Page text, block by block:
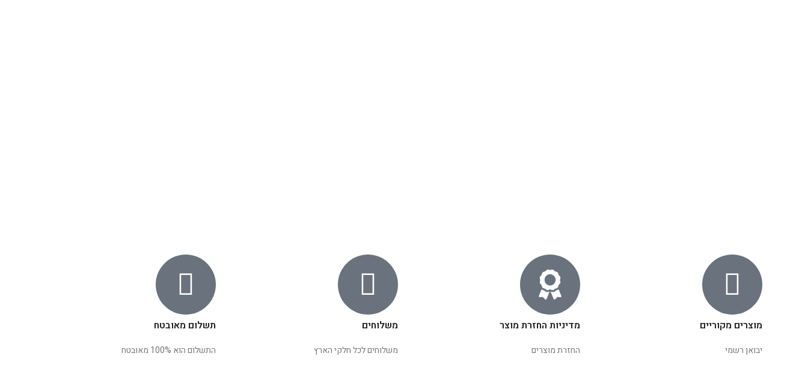
מוצרים מקוריים
יבואן רשמי
מדיניות החזרת מוצר
החזרת מוצרים
משלוחים
משלוחים לכל חלקי הארץ
תשלום מאובטח
התשלום הוא 100% מאובטח